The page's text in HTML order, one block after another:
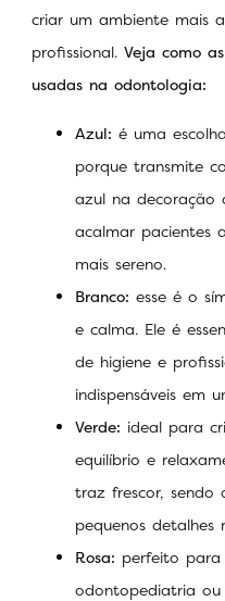
criar um ambiente mais
profissional. Veja como
usadas ​​na odontologia:
Azul: é uma
porque transmite
azul na decoração
acalmar pacientes
mais sereno.
Branco: esse é o
e calma. Ele é
de higiene e
indispensáveis ​​em
Verde: ideal para
equilíbrio e
traz frescor, sendo
pequenos detalhes
Rosa: perfeito para
odontopediatria